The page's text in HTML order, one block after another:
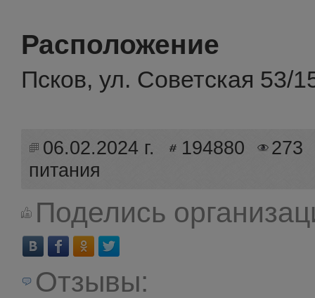
Расположение
Псков, ул. Советская 53/
06.02.2024 г. 194880
273
питания
Поделись
Отзывы: